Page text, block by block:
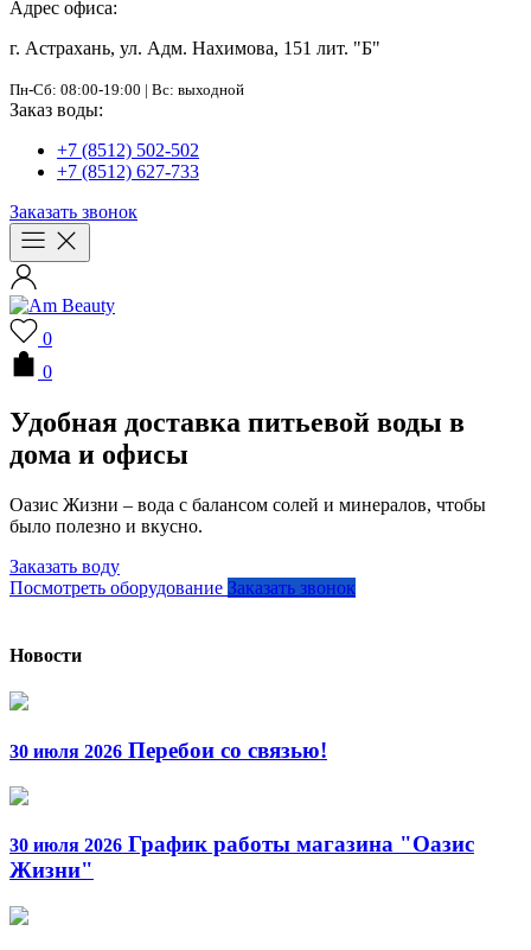
Адрес офиса:
г. Астрахань, ул. Адм. Нахимова, 151 лит. "Б"
Пн-Сб: 08:00-19:00 | Вс: выходной
Заказ воды:
+7 (8512) 502-502
+7 (8512) 627-733
Заказать звонок
0
0
Удобная доставка питьевой воды в
дома и офисы
Оазис Жизни – вода с балансом солей и минералов, чтобы
было полезно и вкусно.
Заказать воду
Посмотреть оборудование Заказать звонок
Новости
30 июля 2026 Перебои со связью!
30 июля 2026 График работы магазина "Оазис
Жизни"